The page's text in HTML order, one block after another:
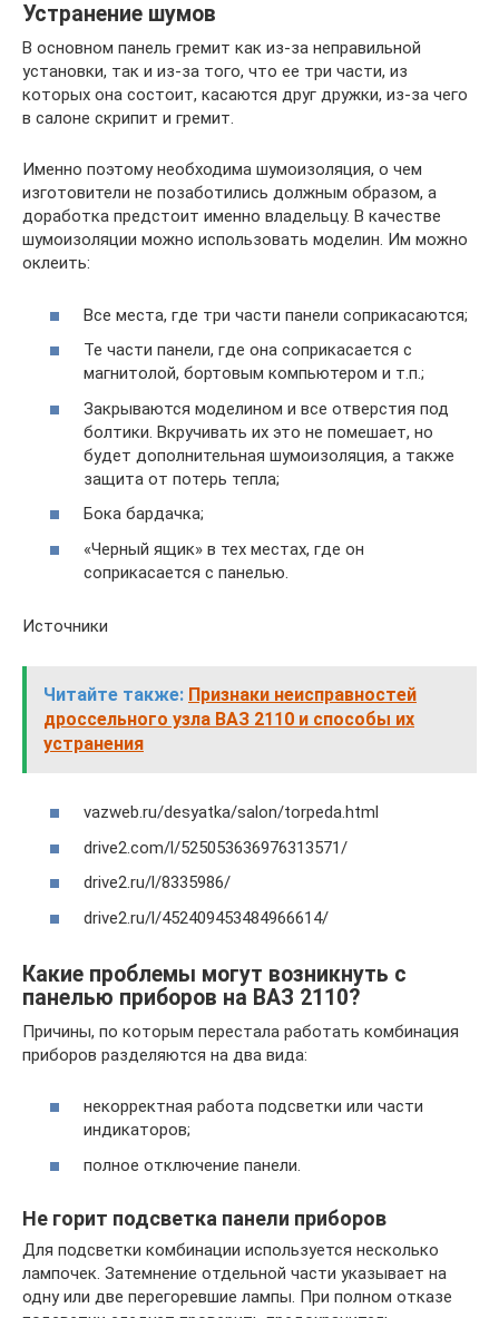
Устранение шумов
В основном панель гремит как из-за неправильной
установки, так и из-за того, что ее три части, из
которых она состоит, касаются друг дружки, из-за чего
в салоне скрипит и гремит.
Именно поэтому необходима шумоизоляция, о чем
изготовители не позаботились должным образом, а
доработка предстоит именно владельцу. В качестве
шумоизоляции можно использовать моделин. Им можно
оклеить:
Все места, где три части панели соприкасаются;
Те части панели, где она соприкасается с
магнитолой, бортовым компьютером и т.п.;
Закрываются моделином и все отверстия под
болтики. Вкручивать их это не помешает, но
будет дополнительная шумоизоляция, а также
защита от потерь тепла;
Бока бардачка;
«Черный ящик» в тех местах, где он
соприкасается с панелью.
Источники
Читайте также: Признаки неисправностей
дроссельного узла ВАЗ 2110 и способы их
устранения
vazweb.ru/desyatka/salon/torpeda.html
drive2.com/l/525053636976313571/
drive2.ru/l/8335986/
drive2.ru/l/452409453484966614/
Какие проблемы могут возникнуть с
панелью приборов на ВАЗ 2110?
Причины, по которым перестала работать комбинация
приборов разделяются на два вида:
некорректная работа подсветки или части
индикаторов;
полное отключение панели.
Не горит подсветка панели приборов
Для подсветки комбинации используется несколько
лампочек. Затемнение отдельной части указывает на
одну или две перегоревшие лампы. При полном отказе